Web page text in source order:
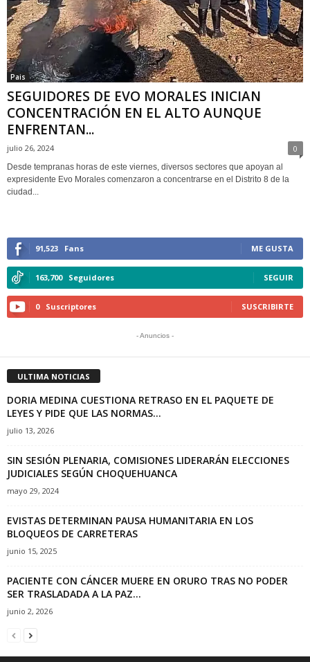
Pais
SEGUIDORES DE EVO MORALES INICIAN
CONCENTRACIÓN EN EL ALTO AUNQUE
ENFRENTAN...
julio 26, 2024 0
Desde tempranas horas de este viernes, diversos sectores que apoyan al
expresidente Evo Morales comenzaron a concentrarse en el Distrito 8 de la
ciudad...
91,523 Fans ME GUSTA
163,700 Seguidores SEGUIR
0 Suscriptores SUSCRIBIRTE
- Anuncios -
ULTIMA NOTICIAS
DORIA MEDINA CUESTIONA RETRASO EN EL PAQUETE DE
LEYES Y PIDE QUE LAS NORMAS...
julio 13, 2026
SIN SESIÓN PLENARIA, COMISIONES LIDERARÁN ELECCIONES
JUDICIALES SEGÚN CHOQUEHUANCA
mayo 29, 2024
EVISTAS DETERMINAN PAUSA HUMANITARIA EN LOS
BLOQUEOS DE CARRETERAS
junio 15, 2025
PACIENTE CON CÁNCER MUERE EN ORURO TRAS NO PODER
SER TRASLADADA A LA PAZ...
junio 2, 2026